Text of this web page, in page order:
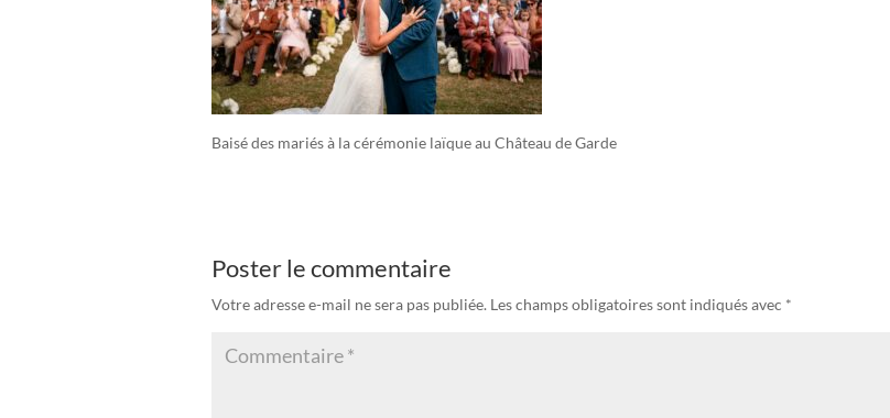
Baisé des mariés à la cérémonie laïque au Château de Garde
Poster le commentaire
Votre adresse e-mail ne sera pas publiée. Les champs obligatoires sont indiqués avec *